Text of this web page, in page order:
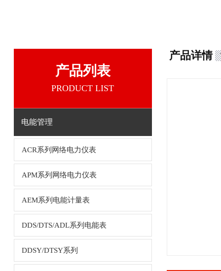
产品列表
PRODUCT LIST
电能管理
ACR系列网络电力仪表
APM系列网络电力仪表
AEM系列电能计量表
DDS/DTS/ADL系列电能表
DDSY/DTSY系列
产品详情